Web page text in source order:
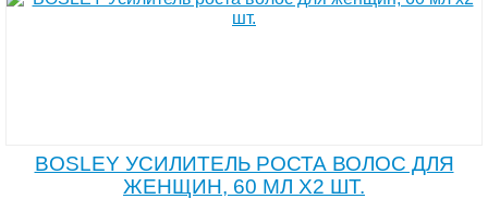
BOSLEY УСИЛИТЕЛЬ РОСТА ВОЛОС ДЛЯ
ЖЕНЩИН, 60 МЛ Х2 ШТ.